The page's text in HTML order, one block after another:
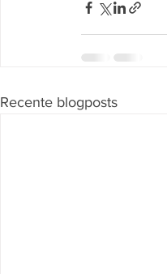
Recente blogposts